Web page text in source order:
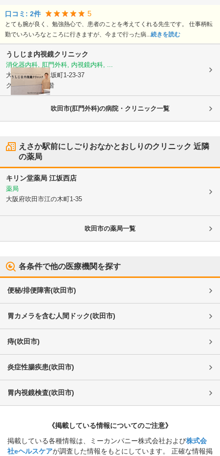
口コミ: 2件 5
とても腕が良く、勉強熱心で、患者のことを考えてくれる先生です。 仕事柄転
勤でいろいろなところに行きますが、今まで行った病...続きを読む
うしじま内視鏡クリニック
消化器内科, 肛門外科, 内視鏡内科, ...
大阪府吹田市 江坂町1-23-37
グウ江坂ビル7階
吹田市(肛門外科)の病院・クリニック一覧
えさか駅前にしごりおなかとおしりのクリニック 近隣
の薬局
キリン堂薬局 江坂西店
薬局
大阪府吹田市江の木町1-35
吹田市の薬局一覧
各条件で他の医療機関を探す
便秘/排便障害(吹田市)
胃カメラを含む人間ドック(吹田市)
痔(吹田市)
炎症性腸疾患(吹田市)
胃内視鏡検査(吹田市)
《掲載している情報についてのご注意》
掲載している各種情報は、ミーカンパニー株式会社および株式会
社eヘルスケアが調査した情報をもとにしています。 正確な情報掲